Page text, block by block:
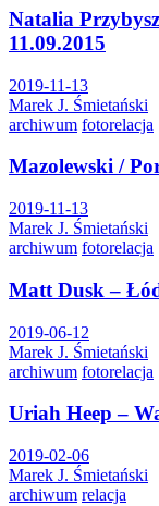
Natalia
11.09.2015
2019-11-13
Marek J. Śmietański
archiwum fotorelacja
Mazolewski /
2019-11-13
Marek J. Śmietański
archiwum fotorelacja
Matt Dusk –
2019-06-12
Marek J. Śmietański
archiwum fotorelacja
Uriah Heep –
2019-02-06
Marek J. Śmietański
archiwum relacja